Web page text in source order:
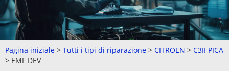
Pagina iniziale > Tutti i tipi di riparazione > CITROEN > C3II PICA
> EMF DEV